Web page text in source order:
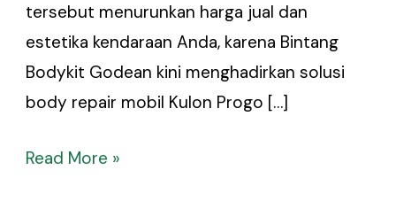
tersebut menurunkan harga jual dan
estetika kendaraan Anda, karena Bintang
Bodykit Godean kini menghadirkan solusi
body repair mobil Kulon Progo […]
Read More »